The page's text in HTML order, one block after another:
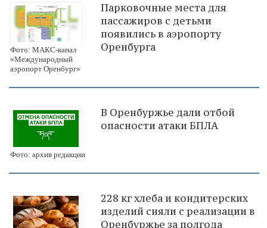
Фото: МАКС-канал
«Международный
аэропорт Оренбург»
Парковочные места для
пассажиров с детьми
появились в аэропорту
Оренбурга
Фото: архив редакции
В Оренбуржье дали отбой
опасности атаки БПЛА
228 кг хлеба и кондитерских
изделий сняли с реализации в
Оренбуржье за полгода